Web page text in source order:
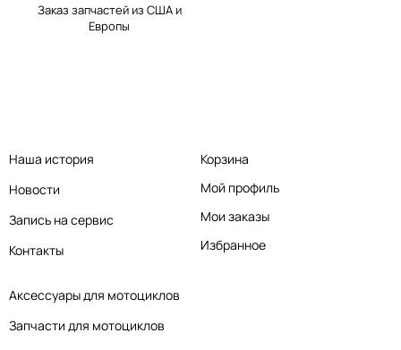
Заказ запчастей из США и
Европы
Аксессуары для мотоциклов
Запчасти для мотоциклов
Наша история
Новости
Запись на сервис
Контакты
Корзина
Мой профиль
Мои заказы
Избранное